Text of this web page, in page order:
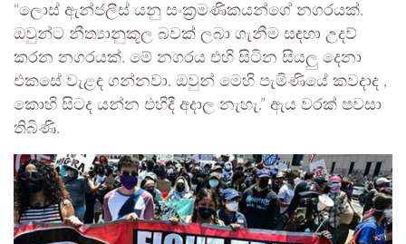
“ලොස් ඇන්ජලීස් යනු සංක්‍රමණිකයන්ගේ නගරයක්.
ඔවුන්ට නීත්‍යානුකූල බවක් ලබා ගැනීම සඳහා උදව්
කරන නගරයක්. මේ නගරය එහි සිටින සියලු දෙනා
එකසේ වැළඳ ගන්නවා. ඔවුන් මෙහි පැමිණියේ කවදාද ,
කොහි සිටද යන්න එහිදී අදාල නැහැ.” ඇය වරක් පවසා
තිබිණි.